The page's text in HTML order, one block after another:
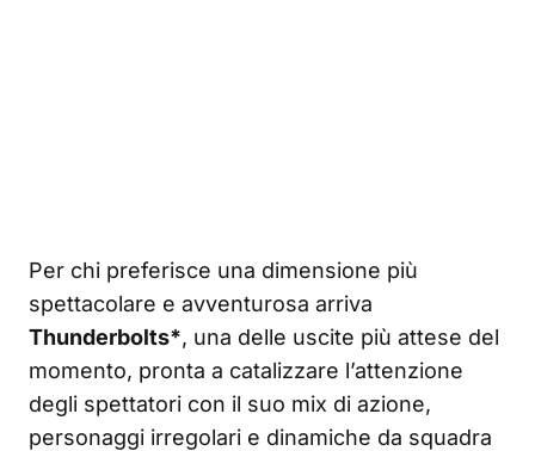
Per chi preferisce una dimensione più
spettacolare e avventurosa arriva
Thunderbolts*, una delle uscite più attese del
momento, pronta a catalizzare l’attenzione
degli spettatori con il suo mix di azione,
personaggi irregolari e dinamiche da squadra